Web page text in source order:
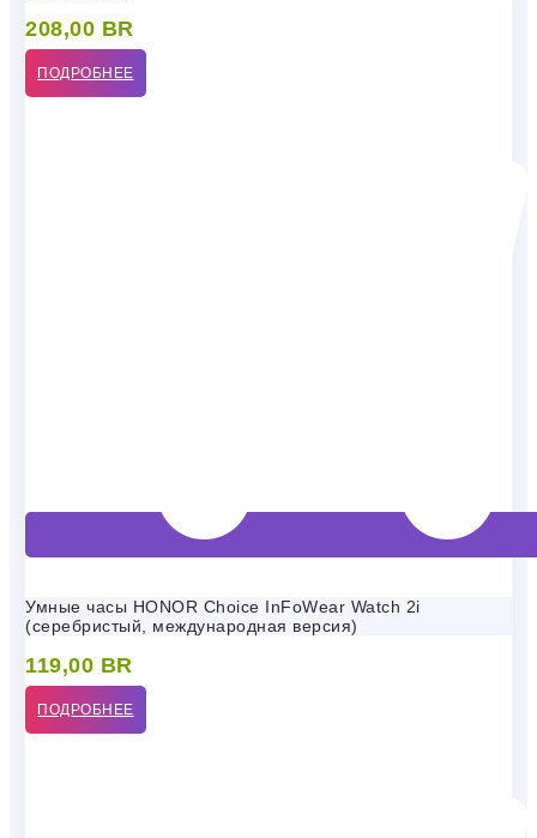
208,00 BR
ПОДРОБНЕЕ
Умные часы HONOR Choice InFoWear Watch 2i
(серебристый, международная версия)
119,00 BR
ПОДРОБНЕЕ